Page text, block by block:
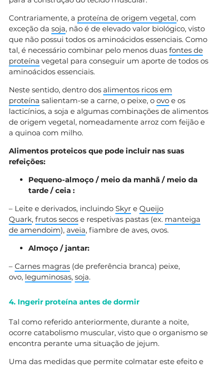
Contrariamente, a proteína de origem vegetal, com
exceção da soja, não é de elevado valor biológico, visto
que não possui todos os aminoácidos essenciais. Como
tal, é necessário combinar pelo menos duas fontes de
proteína vegetal para conseguir um aporte de todos os
aminoácidos essenciais.
Neste sentido, dentro dos alimentos ricos em
proteína salientam-se a carne, o peixe, o ovo e os
lacticínios, a soja e algumas combinações de alimentos
de origem vegetal, nomeadamente arroz com feijão e
a quinoa com milho.
Alimentos proteicos que pode incluir nas suas
refeições:
Pequeno-almoço / meio da manhã / meio da
tarde / ceia :
– Leite e derivados, incluindo Skyr e Queijo
Quark, frutos secos e respetivas pastas (ex. manteiga
de amendoim), aveia, fiambre de aves, ovos.
Almoço / jantar:
– Carnes magras (de preferência branca) peixe,
ovo, leguminosas, soja.
4. Ingerir proteína antes de dormir
Tal como referido anteriormente, durante a noite,
ocorre catabolismo muscular, visto que o organismo se
encontra perante uma situação de jejum.
Uma das medidas que permite colmatar este efeito e